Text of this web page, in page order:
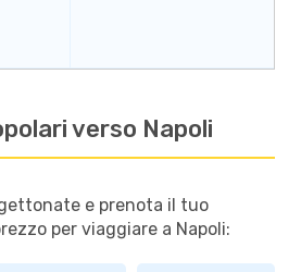
verso Napoli
e prenota il tuo
per viaggiare a Napoli: